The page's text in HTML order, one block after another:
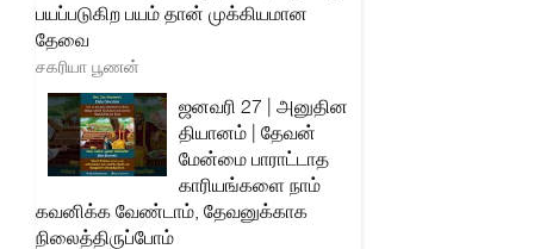
பயப்படுகிற பயம் தான் முக்கியமான
தேவை
சகரியா பூணன்
ஜனவரி 27 | அனுதின
தியானம் | தேவன்
மேன்மை பாராட்டாத
காரியங்களை நாம்
கவனிக்க வேண்டாம், தேவனுக்காக
நிலைத்திருப்போம்